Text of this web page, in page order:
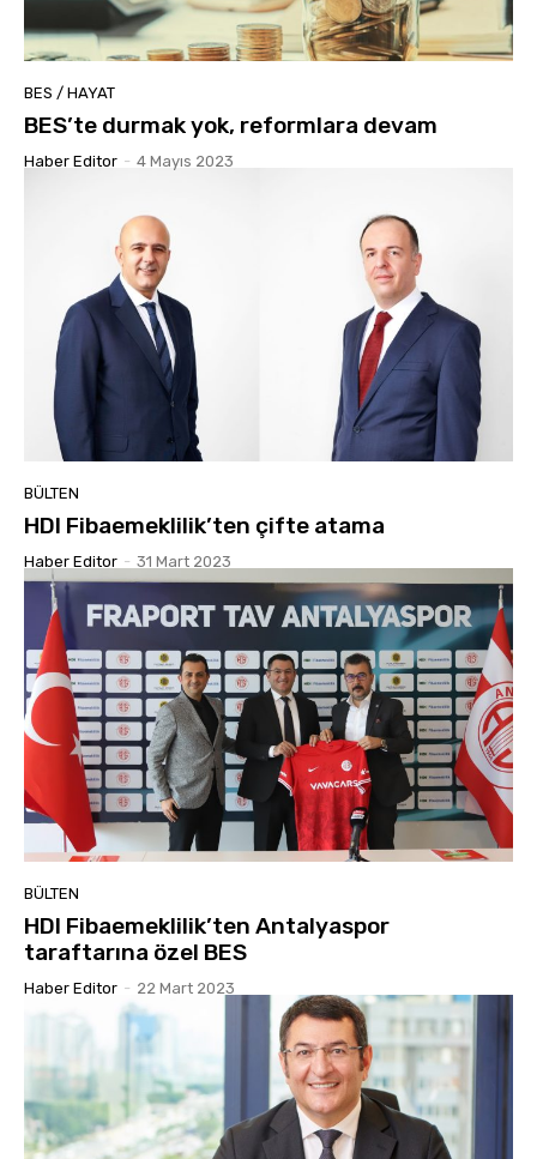
BES / HAYAT
BES’te durmak yok, reformlara devam
Haber Editor - 4 Mayıs 2023
BÜLTEN
HDI Fibaemeklilik’ten çifte atama
Haber Editor - 31 Mart 2023
BÜLTEN
HDI Fibaemeklilik’ten Antalyaspor
taraftarına özel BES
Haber Editor - 22 Mart 2023